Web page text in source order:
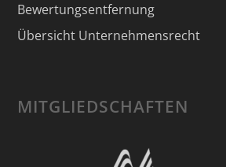
Bewertungsentfernung
Übersicht Unternehmensrecht
MITGLIEDSCHAFTEN